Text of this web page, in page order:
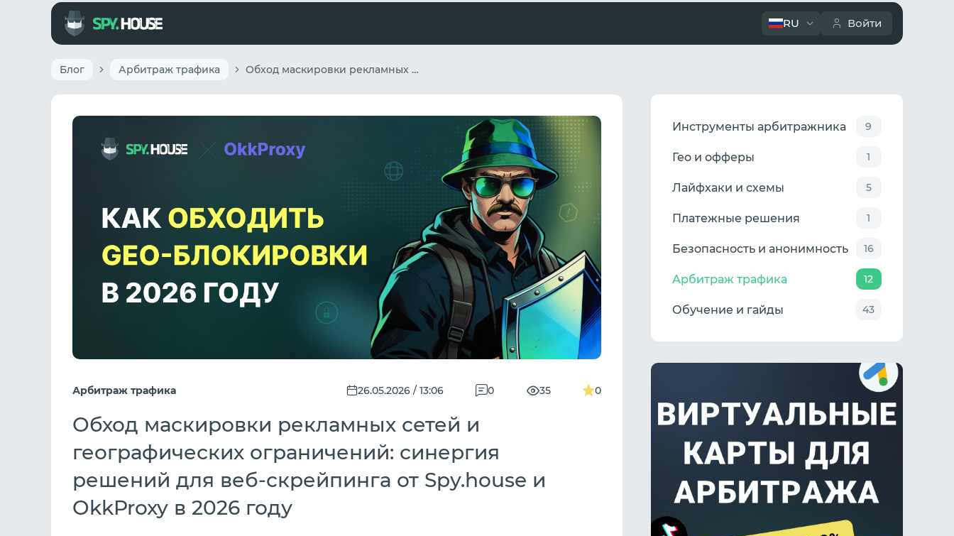
RU Войти
Блог Арбитраж трафика Обход маскировки рекламных сетей и географических ограничений: синергия решений для веб-скрейпинга от Spy.house и OkkProxy в 2026 году
Арбитраж трафика 26.05.2026 / 13:06 0 35 0
Обход маскировки рекламных сетей и
географических ограничений: синергия
решений для веб-скрейпинга от Spy.house и
OkkProxy в 2026 году
Инструменты арбитражника 9
Гео и офферы 1
Лайфхаки и схемы 5
Платежные решения 1
Безопасность и анонимность 16
Арбитраж трафика 12
Обучение и гайды 43